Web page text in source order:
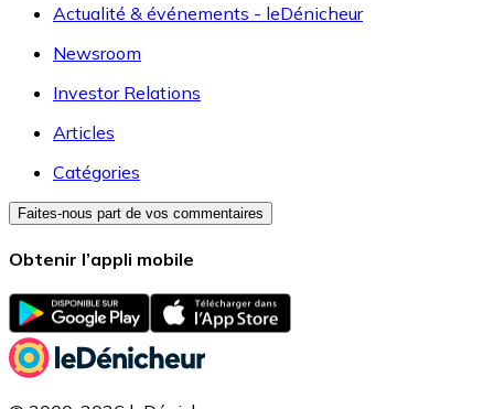
Actualité & événements - leDénicheur
Newsroom
Investor Relations
Articles
Catégories
Faites-nous part de vos commentaires
Obtenir l’appli mobile